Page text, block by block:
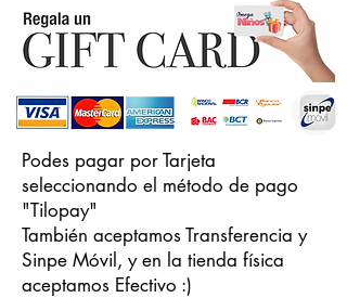
Podes pagar por Tarjeta
seleccionando el método de pago
"Tilopay"
También aceptamos Transferencia y
Sinpe Móvil, y en la tienda física
aceptamos Efectivo :)